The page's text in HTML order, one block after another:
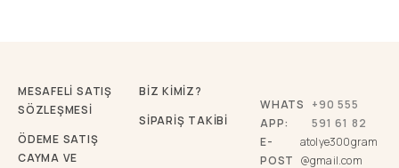
MESAFELİ SATIŞ
SÖZLEŞMESİ
ÖDEME SATIŞ
CAYMA VE
BİZ KİMİZ?
SİPARİŞ TAKİBİ
WHATS
APP:
+90 555
591 61 82
E-
POST
atolye300gram
@gmail.com